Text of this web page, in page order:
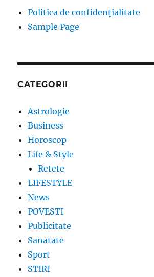
Politica de confidențialitate
Sample Page
CATEGORII
Astrologie
Business
Horoscop
Life & Style
Retete
LIFESTYLE
News
POVESTI
Publicitate
Sanatate
Sport
STIRI